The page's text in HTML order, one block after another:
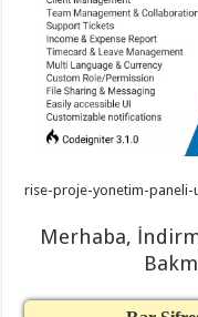
taşımacılık,
taşımacılık,
gaziantep
taşımacılık,
gaziantep
gaziantep
evden
rise-proje-yonetim-
Merhaba,